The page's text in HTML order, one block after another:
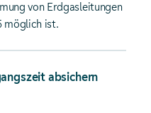
von Erdgasleitungen
möglich ist.
absichern